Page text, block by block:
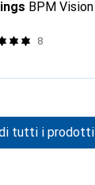
BPM Vision
8
tutti i prodotti